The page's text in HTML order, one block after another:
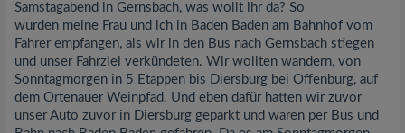
Samstagabend in Gernsbach, was wollt ihr da? So
wurden meine Frau und ich in Baden Baden am Bahnhof vom
Fahrer empfangen, als wir in den Bus nach Gernsbach stiegen
und unser Fahrziel verkündeten. Wir wollten wandern, von
Sonntagmorgen in 5 Etappen bis Diersburg bei Offenburg, auf
dem Ortenauer Weinpfad. Und eben dafür hatten wir zuvor
unser Auto zuvor in Diersburg geparkt und waren per Bus und